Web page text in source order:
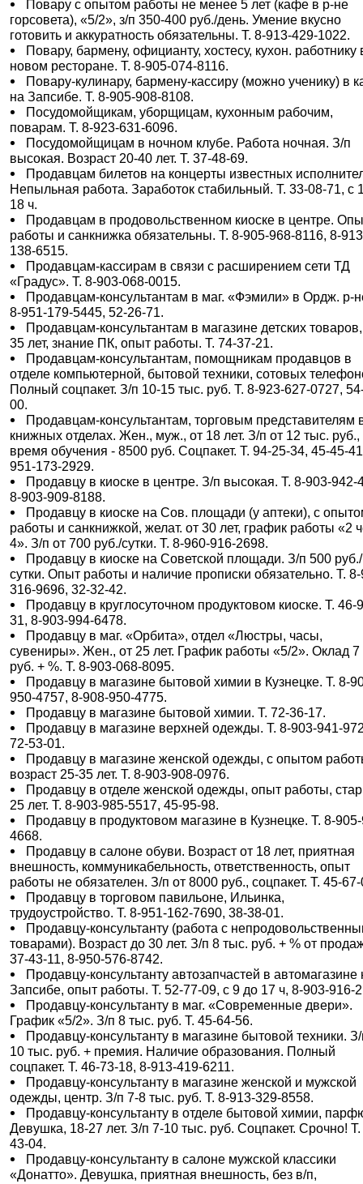
Повару с опытом работы не менее 5 лет (кафе в р-не
горсовета), «5/2», з/п 350-400 руб./день. Умение вкусно
готовить и аккуратность обязательны. Т. 8-913-429-1022.
Повару, бармену, официанту, хостесу, кухон. работнику
новом ресторане. Т. 8-905-074-8116.
Повару-кулинару, бармену-кассиру (можно ученику) в
на Запсибе. Т. 8-905-908-8108.
Посудомойщикам, уборщицам, кухонным рабочим,
поварам. Т. 8-923-631-6096.
Посудомойщицам в ночном клубе. Работа ночная. З/п
высокая. Возраст 20-40 лет. Т. 37-48-69.
Продавцам билетов на концерты известных
Непыльная работа. Заработок стабильный. Т. 33-08-71, с
18 ч.
Продавцам в продовольственном киоске в центре.
работы и санкнижка обязательны. Т. 8-905-968-8116, 8-
138-6515.
Продавцам-кассирам в связи с расширением сети ТД
«Градус». Т. 8-903-068-0015.
Продавцам-консультантам в маг. «Фэмили» в Ордж. р-
8-951-179-5445, 52-26-71.
Продавцам-консультантам в магазине детских
35 лет, знание ПК, опыт работы. Т. 74-37-21.
Продавцам-консультантам, помощникам продавцов в
отделе компьютерной, бытовой техники, сотовых
Полный соцпакет. З/п 10-15 тыс. руб. Т. 8-923-627-0727,
00.
Продавцам-консультантам, торговым представителям
книжных отделах. Жен., муж., от 18 лет. З/п от 12 тыс. руб.,
время обучения - 8500 руб. Соцпакет. Т. 94-25-34, 45-45-
951-173-2929.
Продавцу в киоске в центре. З/п высокая. Т. 8-903-942-
8-903-909-8188.
Продавцу в киоске на Сов. площади (у аптеки), с
работы и санкнижкой, желат. от 30 лет, график работы «2
4». З/п от 700 руб./сутки. Т. 8-960-916-2698.
Продавцу в киоске на Советской площади. З/п 500 руб./
сутки. Опыт работы и наличие прописки обязательно. Т.
316-9696, 32-32-42.
Продавцу в круглосуточном продуктовом киоске. Т. 46-
31, 8-903-994-6478.
Продавцу в маг. «Орбита», отдел «Люстры, часы,
сувениры». Жен., от 25 лет. График работы «5/2». Оклад 7
руб. + %. Т. 8-903-068-8095.
Продавцу в магазине бытовой химии в Кузнецке. Т. 8-
950-4757, 8-908-950-4775.
Продавцу в магазине бытовой химии. Т. 72-36-17.
Продавцу в магазине верхней одежды. Т. 8-903-941-
72-53-01.
Продавцу в магазине женской одежды, с опытом
возраст 25-35 лет. Т. 8-903-908-0976.
Продавцу в отделе женской одежды, опыт работы,
25 лет. Т. 8-903-985-5517, 45-95-98.
Продавцу в продуктовом магазине в Кузнецке. Т. 8-
4668.
Продавцу в салоне обуви. Возраст от 18 лет, приятная
внешность, коммуникабельность, ответственность, опыт
работы не обязателен. З/п от 8000 руб., соцпакет. Т. 45-
Продавцу в торговом павильоне, Ильинка,
трудоустройство. Т. 8-951-162-7690, 38-38-01.
Продавцу-консультанту (работа с
товарами). Возраст до 30 лет. З/п 8 тыс. руб. + % от
37-43-11, 8-950-576-8742.
Продавцу-консультанту автозапчастей в автомагазине
Запсибе, опыт работы. Т. 52-77-09, с 9 до 17 ч, 8-903-916-
Продавцу-консультанту в маг. «Современные двери».
График «5/2». З/п 8 тыс. руб. Т. 45-64-56.
Продавцу-консультанту в магазине бытовой техники.
10 тыс. руб. + премия. Наличие образования. Полный
соцпакет. Т. 46-73-18, 8-913-419-6211.
Продавцу-консультанту в магазине женской и мужской
одежды, центр. З/п 7-8 тыс. руб. Т. 8-913-329-8558.
Продавцу-консультанту в отделе бытовой химии,
Девушка, 18-27 лет. З/п 7-10 тыс. руб. Соцпакет. Срочно!
43-04.
Продавцу-консультанту в салоне мужской классики
«Донатто». Девушка, приятная внешность, без в/п,